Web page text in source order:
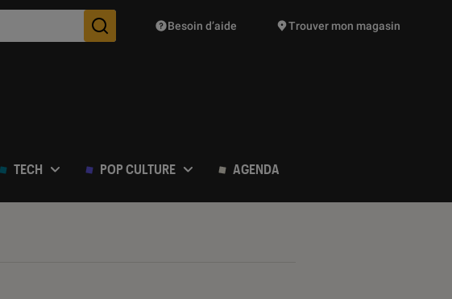
Des suggestions de produits vont vous être proposées
Besoin d’aide Trouver mon magasin
TECH POP CULTURE AGENDA